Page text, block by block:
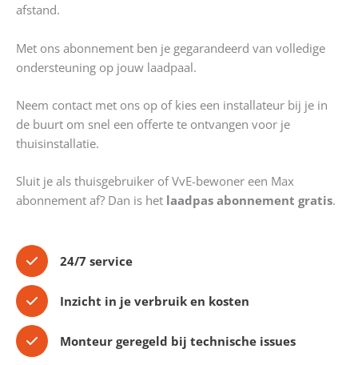
afstand.
Met ons abonnement ben je gegarandeerd van volledige
ondersteuning op jouw laadpaal.
Neem contact met ons op of kies een installateur bij je in
de buurt om snel een offerte te ontvangen voor je
thuisinstallatie.
Sluit je als thuisgebruiker of VvE-bewoner een Max
abonnement af? Dan is het laadpas abonnement gratis.
24/7 service
Inzicht in je verbruik en kosten
Monteur geregeld bij technische issues